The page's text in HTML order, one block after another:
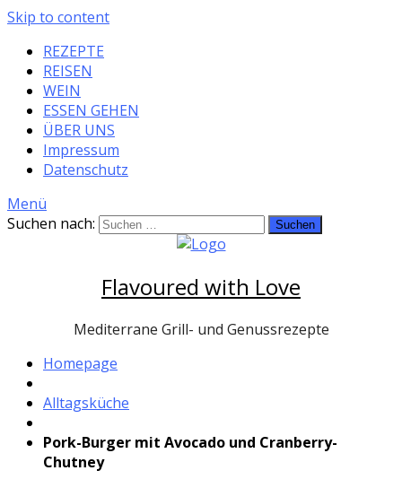
Skip to content
REZEPTE
REISEN
WEIN
ESSEN GEHEN
ÜBER UNS
Impressum
Datenschutz
Menü
Suchen nach:
Flavoured with Love
Mediterrane Grill- und Genussrezepte
Homepage
Alltagsküche
Pork-Burger mit Avocado und Cranberry-
Chutney